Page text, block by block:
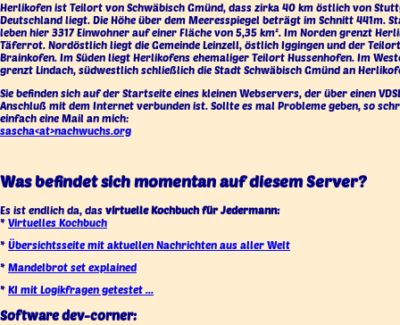
Herlikofen ist Teilort von Schwäbisch Gmünd, dass zirka 40 km östlich von
Deutschland liegt. Die Höhe über dem Meeresspiegel beträgt im Schnitt 441m.
leben hier 3317 Einwohner auf einer Fläche von 5,35 km². Im Norden grenzt
Täferrot. Nordöstlich liegt die Gemeinde Leinzell, östlich Iggingen und der Teilort
Brainkofen. Im Süden liegt Herlikofens ehemaliger Teilort Hussenhofen. Im
grenzt Lindach, südwestlich schließlich die Stadt Schwäbisch Gmünd an
Sie befinden sich auf der Startseite eines kleinen Webservers, der über einen
Anschluß mit dem Internet verbunden ist. Sollte es mal Probleme geben, so
einfach eine Mail an mich:
sascha<at>nachwuchs.org
Was befindet sich momentan auf diesem Server?
Es ist endlich da, das virtuelle Kochbuch für Jedermann:
* Virtuelles Kochbuch
* Übersichtsseite mit aktuellen Nachrichten aus aller Welt
* Mandelbrot set explained
* KI mit Logikfragen getestet ...
Software dev-corner: